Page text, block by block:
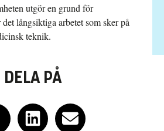
utgör en grund för
långsiktiga arbetet som sker på
teknik.
DELA PÅ